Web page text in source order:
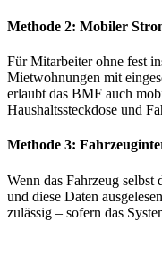
Methode 2: Mobiler
Für Mitarbeiter ohne fest
Mietwohnungen mit
erlaubt das BMF auch
Haushaltssteckdose und
Methode 3:
Wenn das Fahrzeug selbst
und diese Daten
zulässig – sofern das